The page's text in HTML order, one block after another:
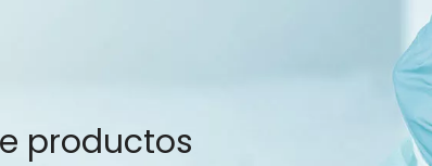
productos